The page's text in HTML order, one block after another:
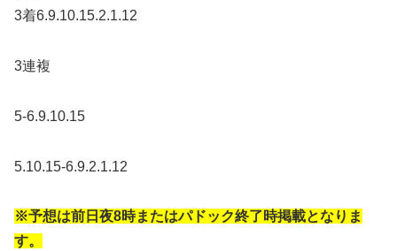
3着6.9.10.15.2.1.12
3連複
5-6.9.10.15
5.10.15-6.9.2.1.12
※予想は前日夜8時またはパドック終了時掲載となりま
す。